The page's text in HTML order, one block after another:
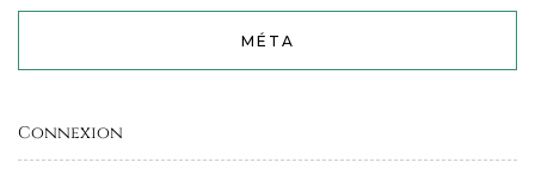
MÉTA
Connexion